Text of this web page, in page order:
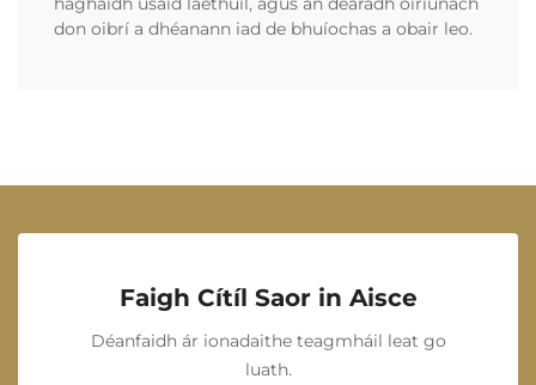
don oibrí a dhéanann iad de bhuíochas a obair leo.
Faigh Cítíl Saor in Aisce
Déanfaidh ár ionadaithe teagmháil leat go
luath.